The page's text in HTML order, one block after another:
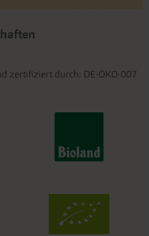
zertifiziert durch: DE-ÖKO-007